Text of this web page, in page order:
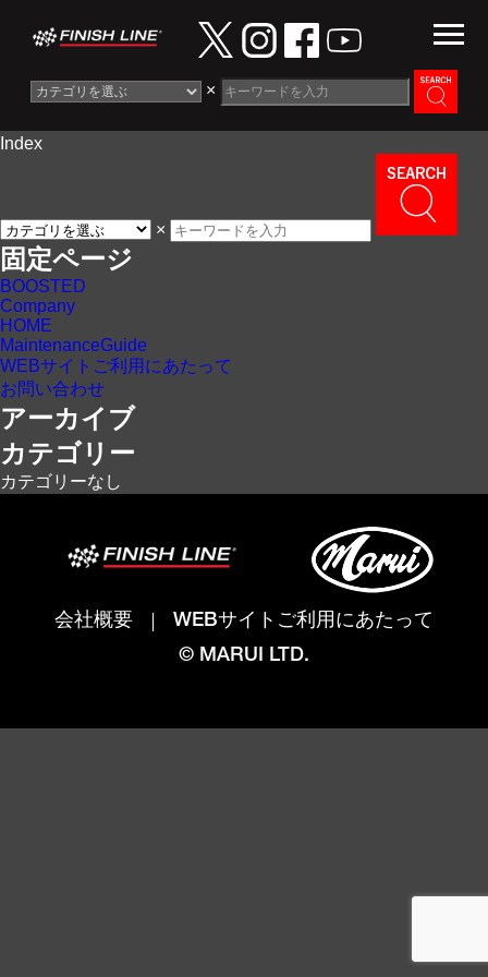
×
Information
Maintenance Guide
Contact
Index
×
固定ページ
BOOSTED
Company
HOME
MaintenanceGuide
WEBサイトご利用にあたって
お問い合わせ
アーカイブ
カテゴリー
カテゴリーなし
会社概要
WEBサイトご利用にあたって
© MARUI LTD.